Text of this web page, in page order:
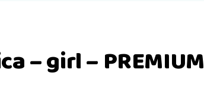
– girl – PREMIUM